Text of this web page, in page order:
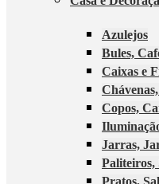
Azulejos
Bules,
Caixas e
Copos,
Jarras,
Paliteiros,
Pratos,